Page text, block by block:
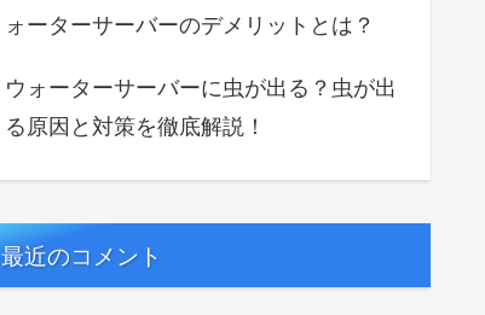
ォーターサーバーのデメリットとは？
ウォーターサーバーに虫が出る？虫が出
る原因と対策を徹底解説！
最近のコメント